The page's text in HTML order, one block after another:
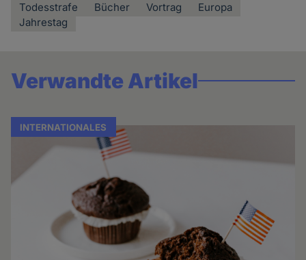
Todesstrafe Bücher Vortrag
Europa
Jahrestag
Verwandte Artikel
INTERNATIONALES